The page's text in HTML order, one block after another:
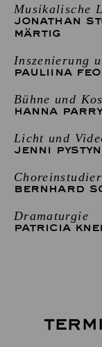
Musikalische
JONATHAN
MÄRTIG
Inszenierung
PAULIINA
Bühne und
HANNA
Licht und
JENNI
BERNHARD
Dramaturgie
PATRICIA